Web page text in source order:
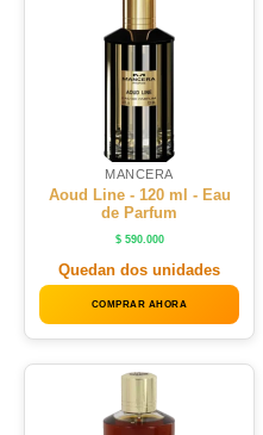
MANCERA
Aoud Line - 120 ml - Eau
de Parfum
$590.000
Quedan dos unidades
COMPRAR AHORA